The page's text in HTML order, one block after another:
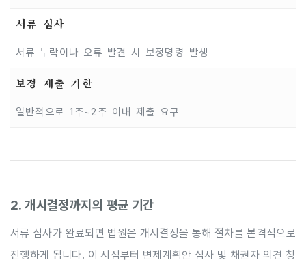
서류 심사
서류 누락이나 오류 발견 시 보정명령 발생
보정 제출 기한
일반적으로 1주~2주 이내 제출 요구
2. 개시결정까지의 평균 기간
서류 심사가 완료되면 법원은 개시결정을 통해 절차를 본격적으로
진행하게 됩니다. 이 시점부터 변제계획안 심사 및 채권자 의견 청